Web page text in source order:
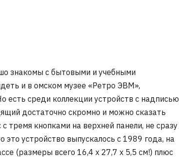
знакомы с бытовыми и учебными
и в омском музее «Ретро ЭВМ»,
среди коллекции устройств с надписью
достаточно скромно и можно сказать
тремя кнопками на верхней панели, не сразу
устройство выпускалось с 1989 года, на
(размеры всего 16,4 х 27,7 х 5,5 см!) плюс